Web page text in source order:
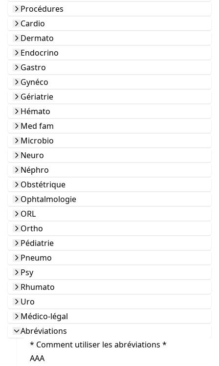
Procédures
Cardio
Dermato
Endocrino
Gastro
Gynéco
Gériatrie
Hémato
Med fam
Microbio
Neuro
Néphro
Obstétrique
Ophtalmologie
ORL
Ortho
Pédiatrie
Pneumo
Psy
Rhumato
Uro
Médico-légal
Abréviations
* Comment utiliser les abréviations *
AAA